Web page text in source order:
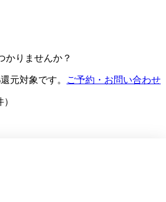
かりませんか？
元対象です。 ご予約・お問い合わせ